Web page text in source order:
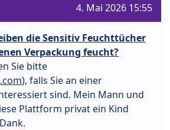
4. Mai 2026 15:55
die Sensitiv Feuchttücher
Verpackung feucht?
Sie bitte
), falls Sie an einer
sind. Mein Mann und
Plattform privat ein Kind